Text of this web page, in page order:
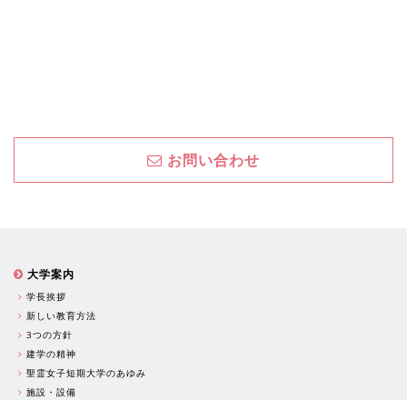
お問い合わせ
大学案内
学長挨拶
新しい教育方法
3つの方針
建学の精神
聖霊女子短期大学のあゆみ
施設・設備